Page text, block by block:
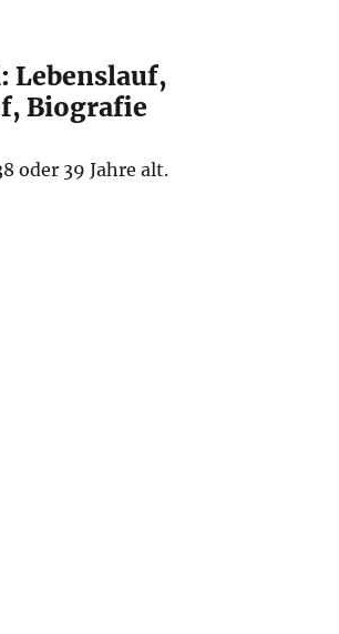
Lebenslauf,
Biografie
oder 39 Jahre alt.